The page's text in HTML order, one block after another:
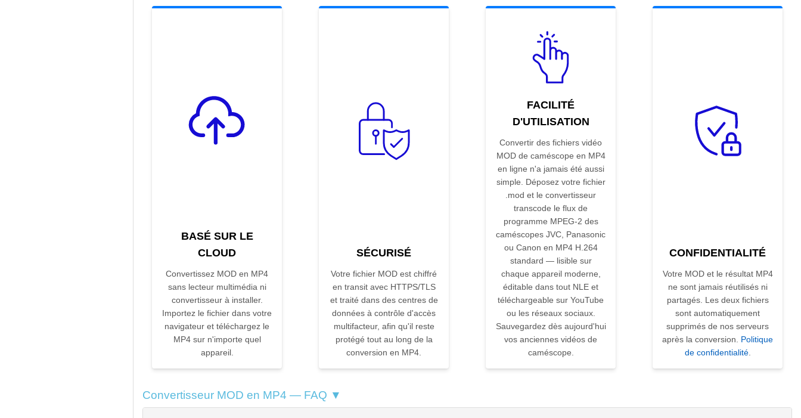
BASÉ SUR LE
CLOUD
Convertissez MOD en MP4
sans lecteur multimédia ni
convertisseur à installer.
Importez le fichier dans votre
navigateur et téléchargez le
MP4 sur n'importe quel
appareil.
SÉCURISÉ
Votre fichier MOD est chiffré
en transit avec HTTPS/TLS
et traité dans des centres de
données à contrôle d'accès
multifacteur, afin qu'il reste
protégé tout au long de la
conversion en MP4.
FACILITÉ
D'UTILISATION
Convertir des fichiers vidéo
MOD de caméscope en MP4
en ligne n'a jamais été aussi
simple. Déposez votre fichier
.mod et le convertisseur
transcode le flux de
programme MPEG-2 des
caméscopes JVC, Panasonic
ou Canon en MP4 H.264
standard — lisible sur
chaque appareil moderne,
éditable dans tout NLE et
téléchargeable sur YouTube
ou les réseaux sociaux.
Sauvegardez dès aujourd'hui
vos anciennes vidéos de
caméscope.
CONFIDENTIALITÉ
Votre MOD et le résultat MP4
ne sont jamais réutilisés ni
partagés. Les deux fichiers
sont automatiquement
supprimés de nos serveurs
après la conversion. Politique
de confidentialité.
Convertisseur MOD en MP4 — FAQ ▼